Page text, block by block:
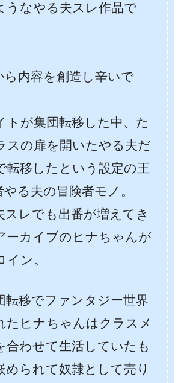
うなやる夫スレ作品で
ら内容を創造し辛いで
トが集団転移した中、た
スの扉を開いたやる夫だ
転移したという設定の王
る夫の冒険者モノ。
スレでも出番が増えてき
ーカイブのヒナちゃんが
イン。
転移でファンタジー世界
たヒナちゃんはクラスメ
合わせて生活していたも
められて奴隷として売り